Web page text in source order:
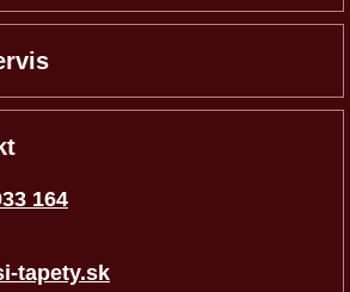
164
tapety.sk